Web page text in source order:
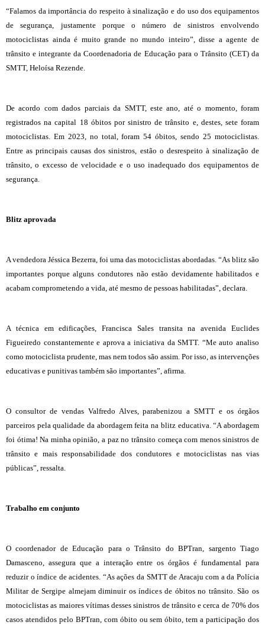
“Falamos da importância do respeito à sinalização e do uso dos equipamentos
de segurança, justamente porque o número de sinistros envolvendo
motociclistas ainda é muito grande no mundo inteiro”, disse a agente de
trânsito e integrante da Coordenadoria de Educação para o Trânsito (CET) da
SMTT, Heloísa Rezende.
De acordo com dados parciais da SMTT, este ano, até o momento, foram
registrados na capital 18 óbitos por sinistro de trânsito e, destes, sete foram
motociclistas. Em 2023, no total, foram 54 óbitos, sendo 25 motociclistas.
Entre as principais causas dos sinistros, estão o desrespeito à sinalização de
trânsito, o excesso de velocidade e o uso inadequado dos equipamentos de
segurança.
Blitz aprovada
A vendedora Jéssica Bezerra, foi uma das motociclistas abordadas. “As blitz são
importantes porque alguns condutores não estão devidamente habilitados e
acabam comprometendo a vida, até mesmo de pessoas habilitadas”, declara.
A técnica em edificações, Francisca Sales transita na avenida Euclides
Figueiredo constantemente e aprova a iniciativa da SMTT. “Me auto analiso
como motociclista prudente, mas nem todos são assim. Por isso, as intervenções
educativas e punitivas também são importantes”, afirma.
O consultor de vendas Valfredo Alves, parabenizou a SMTT e os órgãos
parceiros pela qualidade da abordagem feita na blitz educativa. “A abordagem
foi ótima! Na minha opinião, a paz no trânsito começa com menos sinistros de
trânsito e mais responsabilidade dos condutores e motociclistas nas vias
públicas”, ressalta.
Trabalho em conjunto
O coordenador de Educação para o Trânsito do BPTran, sargento Tiago
Damasceno, assegura que a interação entre os órgãos é fundamental para
reduzir o índice de acidentes. “As ações da SMTT de Aracaju com a da Polícia
Militar de Sergipe almejam diminuir os índices de óbitos no trânsito. São os
motociclistas as maiores vítimas desses sinistros de trânsito e cerca de 70% dos
casos atendidos pelo BPTran, com óbito ou sem óbito, tem a participação dos